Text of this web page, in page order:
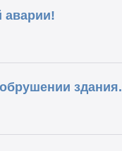
аварии!
здания.